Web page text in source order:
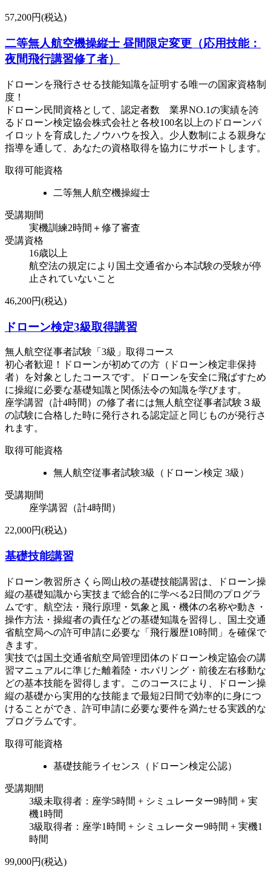
57,200円(税込)
二等無人航空機操縦士 昼間限定変更（応用技能：
夜間飛行講習修了者）
ドローンを飛行させる技能知識を証明する唯一の国家資格制
度！
ドローン民間資格として、認定者数 業界NO.1の実績を誇
るドローン検定協会株式会社と各校100名以上のドローンパ
イロットを育成したノウハウを投入。少人数制による親身な
指導を通して、あなたの資格取得を協力にサポートします。
取得可能資格
二等無人航空機操縦士
受講期間
実機訓練2時間＋修了審査
受講資格
16歳以上
航空法の規定により国土交通省から本試験の受験が停
止されていないこと
46,200円(税込)
ドローン検定3級取得講習
無人航空従事者試験「3級」取得コース
初心者歓迎！ドローンが初めての方（ドローン検定非保持
者）を対象としたコースです。ドローンを安全に飛ばすため
に操縦に必要な基礎知識と関係法令の知識を学びます。
座学講習（計4時間）の修了者には無人航空従事者試験３級
の試験に合格した時に発行される認定証と同じものが発行さ
れます。
取得可能資格
無人航空従事者試験3級（ドローン検定 3級）
受講期間
座学講習（計4時間）
22,000円(税込)
基礎技能講習
ドローン教習所さくら岡山校の基礎技能講習は、ドローン操
縦の基礎知識から実技まで総合的に学べる2日間のプログラ
ムです。航空法・飛行原理・気象と風・機体の名称や動き・
操作方法・操縦者の責任などの基礎知識を習得し、国土交通
省航空局への許可申請に必要な「飛行履歴10時間」を確保で
きます。
実技では国土交通省航空局管理団体のドローン検定協会の講
習マニュアルに準じた離着陸・ホバリング・前後左右移動な
どの基本技能を習得します。このコースにより、ドローン操
縦の基礎から実用的な技能まで最短2日間で効率的に身につ
けることができ、許可申請に必要な要件を満たせる実践的な
プログラムです。
取得可能資格
基礎技能ライセンス（ドローン検定公認）
受講期間
3級未取得者：座学5時間 + シミュレーター9時間 + 実
機1時間
3級取得者：座学1時間 + シミュレーター9時間 + 実機1
時間
99,000円(税込)